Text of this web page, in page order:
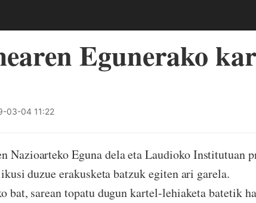
Egunerako
03-04 11:22
Nazioarteko Eguna dela eta Laudioko Institutuan
duzue erakusketa batzuk egiten ari garela.
bat, sarean topatu dugun kartel-lehiaketa batetik